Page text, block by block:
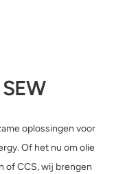
oplossingen voor
Of het nu om olie
of CCS, wij brengen